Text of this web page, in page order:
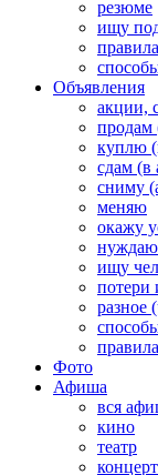
резюме
ищу
правила
Объявления
акции,
продам
куплю
сдам (в
сниму
меняю
окажу
ищу
потери
разное
Фото
Афиша
вся
кино
театр